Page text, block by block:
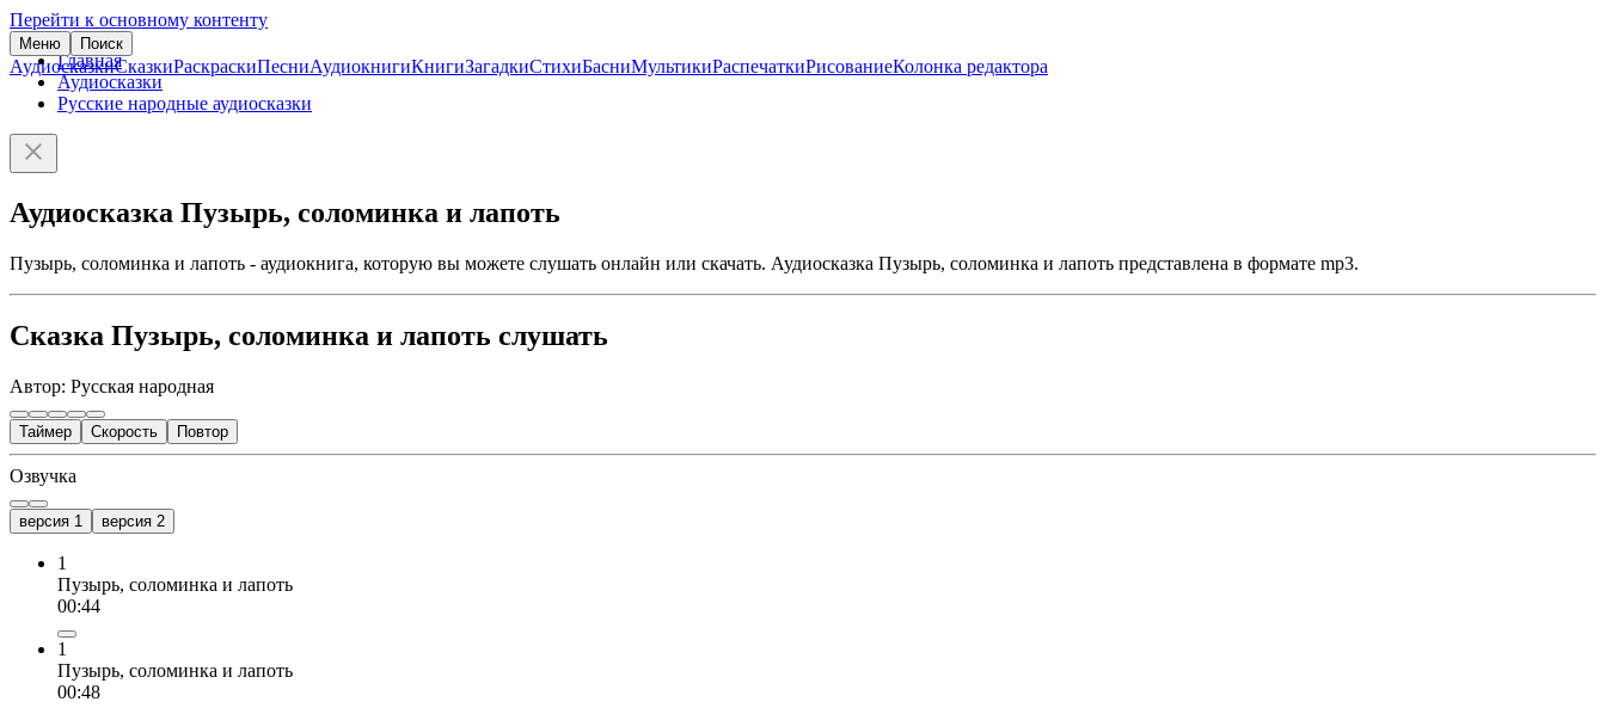
Перейти к основному контенту
Меню Поиск
АудиосказкиСказкиРаскраскиПесниАудиокнигиКнигиЗагадкиСтихиБасниМультикиРаспечаткиРисованиеКолонка редактора
Главная
Аудиосказки
Русские народные аудиосказки
Аудиосказка Пузырь, соломинка и лапоть
Пузырь, соломинка и лапоть - аудиокнига, которую вы можете слушать онлайн или скачать. Аудиосказка Пузырь, соломинка и лапоть представлена в формате mp3.
Сказка Пузырь, соломинка и лапоть слушать
Автор: Русская народная
Таймер Скорость Повтор
Озвучка
версия 1 версия 2
1
Пузырь, соломинка и лапоть
00:44
1
Пузырь, соломинка и лапоть
00:48